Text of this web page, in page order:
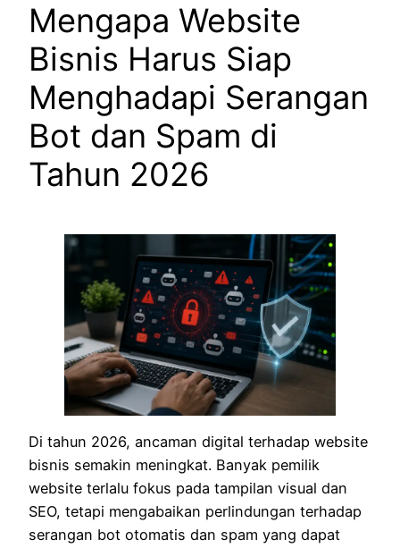
Mengapa Website
Bisnis Harus Siap
Menghadapi Serangan
Bot dan Spam di
Tahun 2026
Di tahun 2026, ancaman digital terhadap website
bisnis semakin meningkat. Banyak pemilik
website terlalu fokus pada tampilan visual dan
SEO, tetapi mengabaikan perlindungan terhadap
serangan bot otomatis dan spam yang dapat